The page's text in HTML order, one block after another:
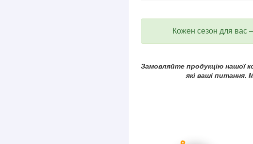
Кожен сезон для вас
Замовляйте продукцію нашої
які ваші питання.